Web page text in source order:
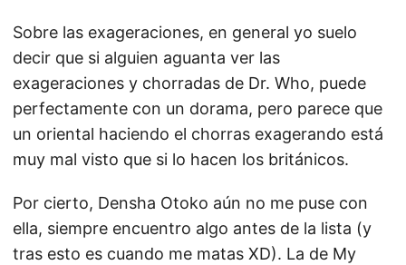
Sobre las exageraciones, en general yo suelo
decir que si alguien aguanta ver las
exageraciones y chorradas de Dr. Who, puede
perfectamente con un dorama, pero parece que
un oriental haciendo el chorras exagerando está
muy mal visto que si lo hacen los británicos.
Por cierto, Densha Otoko aún no me puse con
ella, siempre encuentro algo antes de la lista (y
tras esto es cuando me matas XD). La de My